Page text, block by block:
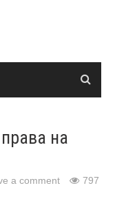
на
a comment 797